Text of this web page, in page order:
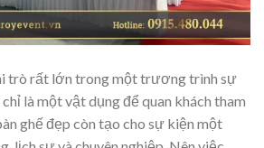
trò rất lớn trong một trương trình sự
là một vật dụng để quan khách tham
ghế đẹp còn tạo cho sự kiện một